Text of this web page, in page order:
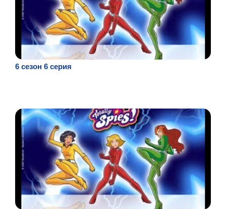
6 сезон 6 серия